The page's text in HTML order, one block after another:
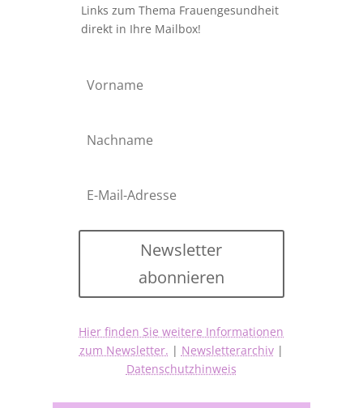
Links zum Thema Frauengesundheit
direkt in Ihre Mailbox!
Newsletter
abonnieren
Hier finden Sie weitere Informationen
zum Newsletter. | Newsletterarchiv|
Datenschutzhinweis